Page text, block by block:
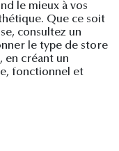
le mieux à vos
Que ce soit
consultez un
le type de store
en créant un
fonctionnel et